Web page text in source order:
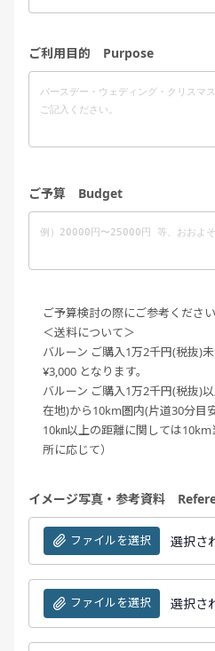
ご利用目的 Purpose
ご予算 Budget
ご予算検討の際にご参考ください
＜送料について＞
バルーン ご購入1万2千円(税抜)
¥3,000 となります。
バルーン ご購入1万2千円(税抜)
在地)から10km圏内(片道30分目
10㎞以上の距離に関しては
所に応じて）
イメージ写真・参考資料
ファイルを選択 選択さ
ファイルを選択 選択さ